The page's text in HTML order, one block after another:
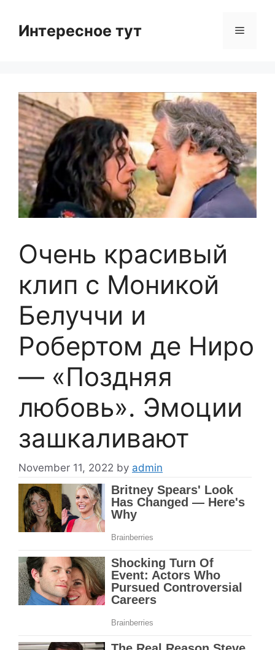
contentИнтересное тут Menu
Очень красивый
клип с Моникой
Белуччи и
Робертом де Ниро
— «Поздняя
любовь». Эмоции
зашкаливают
November 11, 2022 by admin